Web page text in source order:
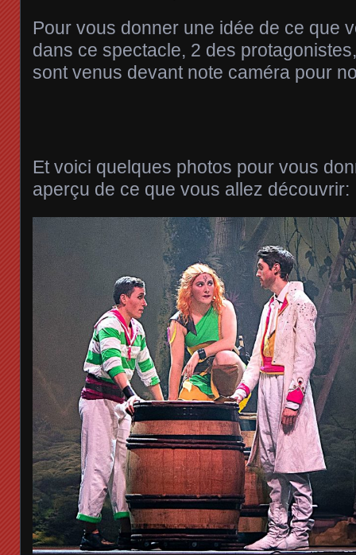
Pour vous donner une idée de ce que
dans ce spectacle, 2 des
sont venus devant note caméra pour
Et voici quelques photos pour vous
aperçu de ce que vous allez découvrir: